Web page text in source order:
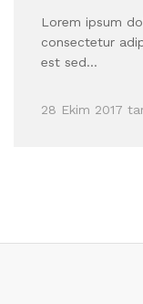
Lorem ipsum
consectetur
est sed…
28 Ekim 2017